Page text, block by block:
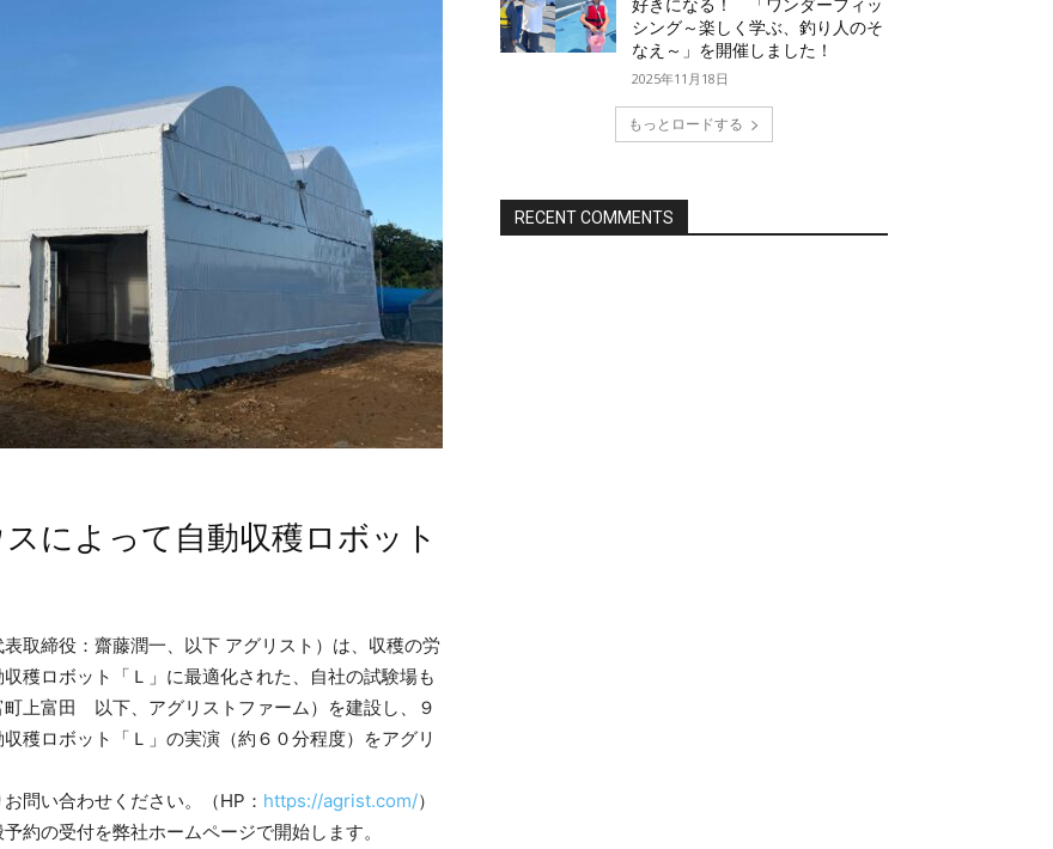
によって自動収穫ロボット
取締役：齋藤潤一、以下 アグリスト）は、収穫の労
穫ロボット「Ｌ」に最適化された、自社の試験場も
上富田 以下、アグリストファーム）を建設し、９
穫ロボット「Ｌ」の実演（約６０分程度）をアグリ
問い合わせください。（HP： https://agrist.com/）
約の受付を弊社ホームページで開始します。
好きになる！ 「ワンダーフィッ
シング～楽しく学ぶ、釣り人のそ
なえ～」を開催しました！
2025年11月18日
もっとロードする
RECENT COMMENTS